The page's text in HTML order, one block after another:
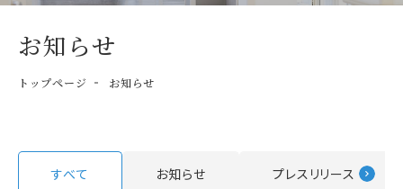
お知らせ
トップページ お知らせ
すべて お知らせ プレスリリース